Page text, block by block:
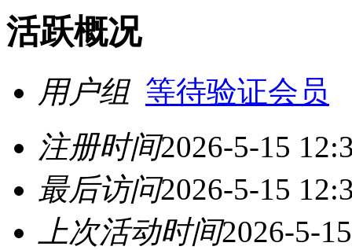
活跃概况
用户组 等待验证会员
注册时间2026-5-15
最后访问2026-5-15
上次活动时间2026-5-